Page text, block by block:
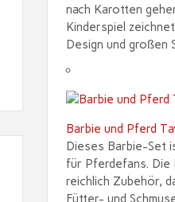
nach Karotten
Kinderspiel
Design und großen
Barbie und Pferd
Dieses Barbie-Set
für Pferdefans. Die
reichlich Zubehör,
Fütter- und